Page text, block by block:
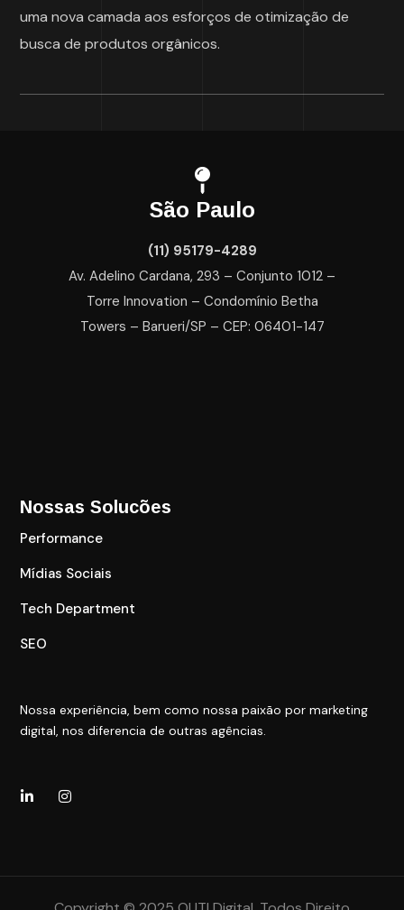
uma nova camada aos esforços de otimização de
busca de produtos orgânicos.
São Paulo
(11) 95179-4289
Av. Adelino Cardana, 293 – Conjunto 1012 –
Torre Innovation – Condomínio Betha
Towers – Barueri/SP – CEP: 06401-147
Nossas Solucões
Performance
Mídias Sociais
Tech Department
SEO
Nossa experiência, bem como nossa paixão por marketing
digital, nos diferencia de outras agências.